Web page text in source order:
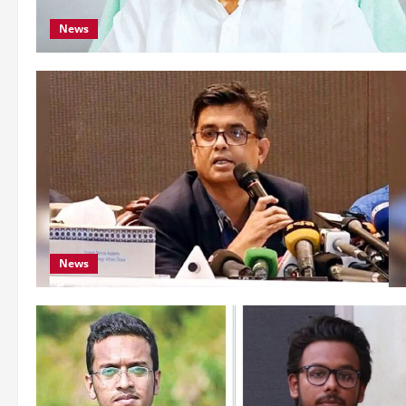
News
News